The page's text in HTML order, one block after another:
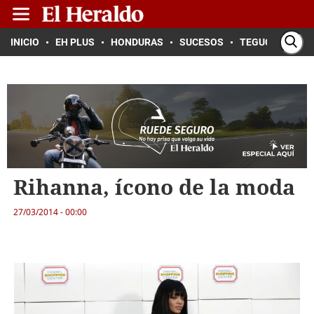
INICIO EH PLUS HONDURAS SUCESOS TEGUCIGALPA
Rihanna, ícono de la moda
27/03/2014 - 00:00